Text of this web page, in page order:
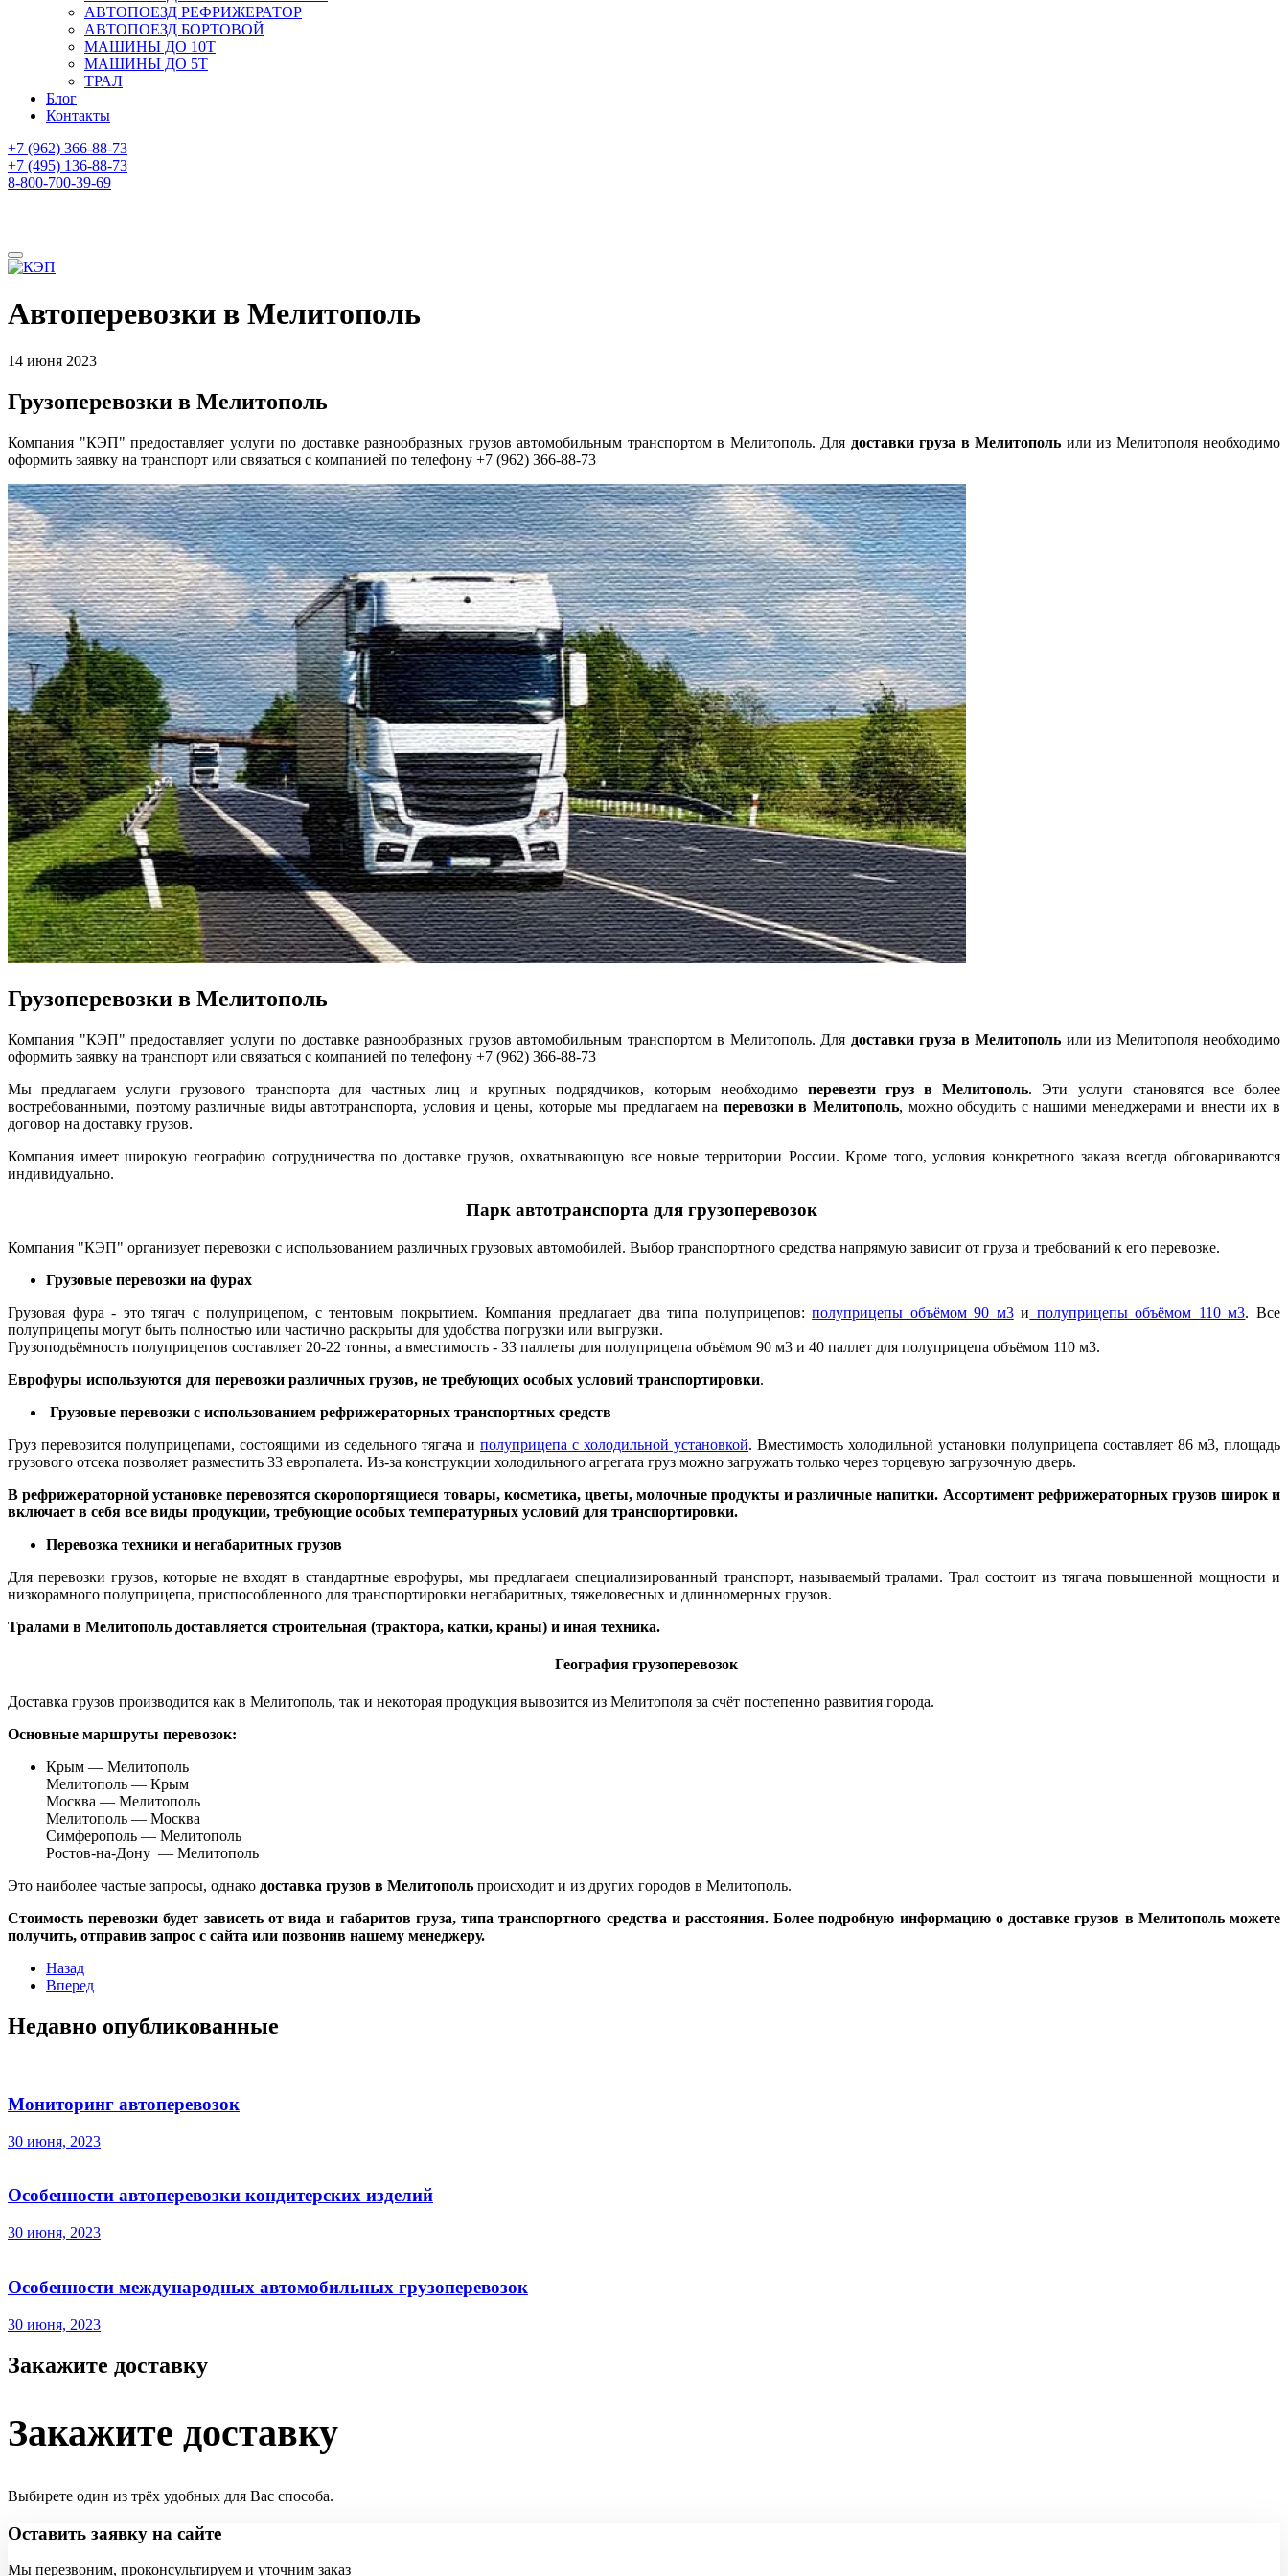
АВТОПОЕЗД РЕФРИЖЕРАТОР
АВТОПОЕЗД БОРТОВОЙ
МАШИНЫ ДО 10Т
МАШИНЫ ДО 5Т
ТРАЛ
Блог
Контакты
+7 (962) 366-88-73
+7 (495) 136-88-73
8-800-700-39-69
Автоперевозки в Мелитополь
14 июня 2023
Грузоперевозки в Мелитополь
Компания "КЭП" предоставляет услуги по доставке разнообразных грузов автомобильным транспортом в Мелитополь. Для доставки груза в Мелитополь или из Мелитополя необходимо
оформить заявку на транспорт или связаться с компанией по телефону +7 (962) 366-88-73
Грузоперевозки в Мелитополь
Компания "КЭП" предоставляет услуги по доставке разнообразных грузов автомобильным транспортом в Мелитополь. Для доставки груза в Мелитополь или из Мелитополя необходимо
оформить заявку на транспорт или связаться с компанией по телефону +7 (962) 366-88-73
Мы предлагаем услуги грузового транспорта для частных лиц и крупных подрядчиков, которым необходимо перевезти груз в Мелитополь. Эти услуги становятся все более
востребованными, поэтому различные виды автотранспорта, условия и цены, которые мы предлагаем на перевозки в Мелитополь, можно обсудить с нашими менеджерами и внести их в
договор на доставку грузов.
Компания имеет широкую географию сотрудничества по доставке грузов, охватывающую все новые территории России. Кроме того, условия конкретного заказа всегда обговариваются
индивидуально.
Парк автотранспорта для грузоперевозок
Компания "КЭП" организует перевозки с использованием различных грузовых автомобилей. Выбор транспортного средства напрямую зависит от груза и требований к его перевозке.
Грузовые перевозки на фурах
Грузовая фура - это тягач с полуприцепом, с тентовым покрытием. Компания предлагает два типа полуприцепов:полуприцепы объёмом 90 м3и полуприцепы объёмом 110 м3. Все
полуприцепы могут быть полностью или частично раскрыты для удобства погрузки или выгрузки.
Грузоподъёмность полуприцепов составляет 20-22 тонны, а вместимость - 33 паллеты для полуприцепа объёмом 90 м3 и 40 паллет для полуприцепа объёмом 110 м3.
Еврофуры используются для перевозки различных грузов, не требующих особых условий транспортировки.
Грузовые перевозки с использованием рефрижераторных транспортных средств
Груз перевозится полуприцепами, состоящими из седельного тягача и полуприцепа с холодильной установкой. Вместимость холодильной установки полуприцепа составляет 86 м3, площадь
грузового отсека позволяет разместить 33 европалета. Из-за конструкции холодильного агрегата груз можно загружать только через торцевую загрузочную дверь.
В рефрижераторной установке перевозятся скоропортящиеся товары, косметика, цветы, молочные продукты и различные напитки. Ассортимент рефрижераторных грузов широк и
включает в себя все виды продукции, требующие особых температурных условий для транспортировки.
Перевозка техники и негабаритных грузов
Для перевозки грузов, которые не входят в стандартные еврофуры, мы предлагаем специализированный транспорт, называемый тралами. Трал состоит из тягача повышенной мощности и
низкорамного полуприцепа, приспособленного для транспортировки негабаритных, тяжеловесных и длинномерных грузов.
Тралами в Мелитополь доставляется строительная (трактора, катки, краны) и иная техника.
География грузоперевозок
Доставка грузов производится как в Мелитополь, так и некоторая продукция вывозится из Мелитополя за счёт постепенно развития города.
Основные маршруты перевозок:
Крым — Мелитополь
Мелитополь — Крым
Москва — Мелитополь
Мелитополь — Москва
Симферополь — Мелитополь
Ростов-на-Дону — Мелитополь
Это наиболее частые запросы, однако доставка грузов в Мелитополь происходит и из других городов в Мелитополь.
Стоимость перевозки будет зависеть от вида и габаритов груза, типа транспортного средства и расстояния. Более подробную информацию о доставке грузов в Мелитополь можете
получить, отправив запрос с сайта или позвонив нашему менеджеру.
Назад
Вперед
Недавно опубликованные
Мониторинг автоперевозок
30 июня, 2023
Особенности автоперевозки кондитерских изделий
30 июня, 2023
Особенности международных автомобильных грузоперевозок
30 июня, 2023
Закажите доставку
Закажите доставку
Выбирете один из трёх удобных для Вас способа.
Оставить заявку на сайте
Мы перезвоним, проконсультируем и уточним заказ